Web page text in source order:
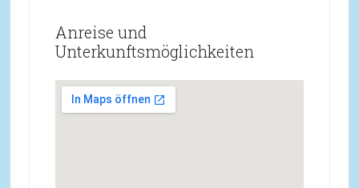
Anreise und
Unterkunftsmöglichkeiten